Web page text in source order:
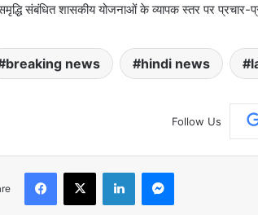
संबंधित शासकीय योजनाओं के व्यापक स्तर पर प्रचार-
breaking news hindi news
Follow Us
Facebook
X LinkedInMessenger